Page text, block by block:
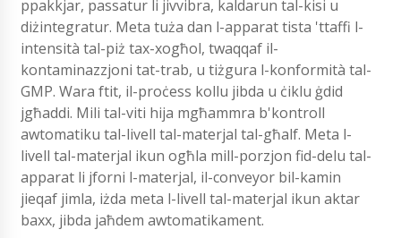
ppakkjar, passatur li jivvibra, kaldarun tal-kisi u
diżintegratur. Meta tuża dan l-apparat tista 'ttaffi l-
intensità tal-piż tax-xogħol, twaqqaf il-
kontaminazzjoni tat-trab, u tiżgura l-konformità tal-
GMP. Wara ftit, il-proċess kollu jibda u ċiklu ġdid
jgħaddi. Mili tal-viti hija mgħammra b'kontroll
awtomatiku tal-livell tal-materjal tal-għalf. Meta l-
livell tal-materjal ikun ogħla mill-porzjon fid-delu tal-
apparat li jforni l-materjal, il-conveyor bil-kamin
jieqaf jimla, iżda meta l-livell tal-materjal ikun aktar
baxx, jibda jaħdem awtomatikament.